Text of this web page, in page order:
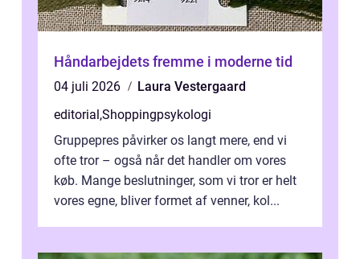
Håndarbejdets fremme i moderne tid
04 juli 2026
Laura Vestergaard
editorial ,Shoppingpsykologi
Gruppepres påvirker os langt mere, end vi
ofte tror – også når det handler om vores
køb. Mange beslutninger, som vi tror er helt
vores egne, bliver formet af venner, kol...